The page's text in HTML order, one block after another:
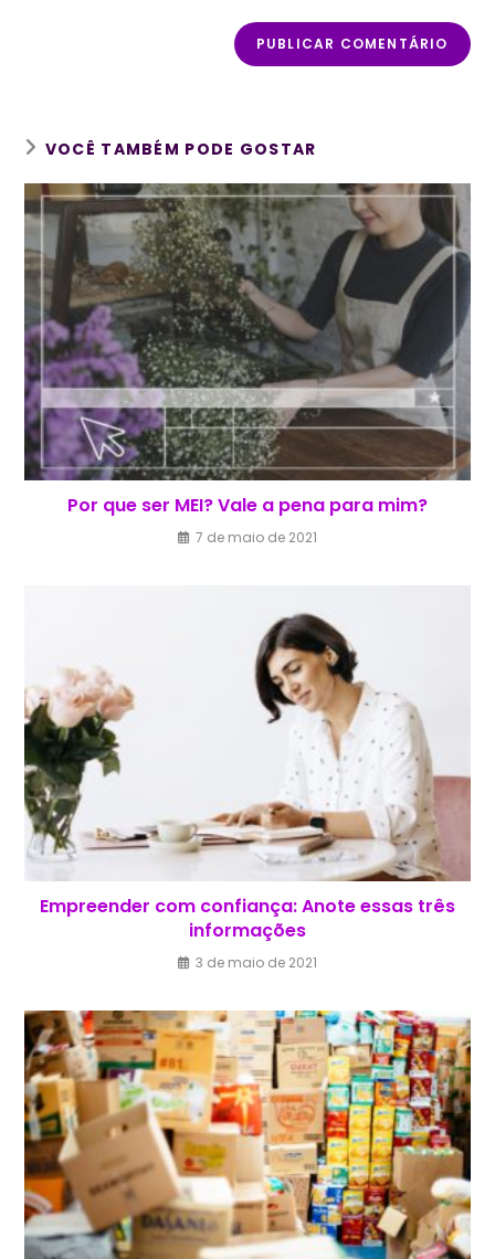
VOCÊ TAMBÉM PODE GOSTAR
Por que ser MEI? Vale a pena para mim?
7 de maio de 2021
Empreender com confiança: Anote essas três
informações
3 de maio de 2021